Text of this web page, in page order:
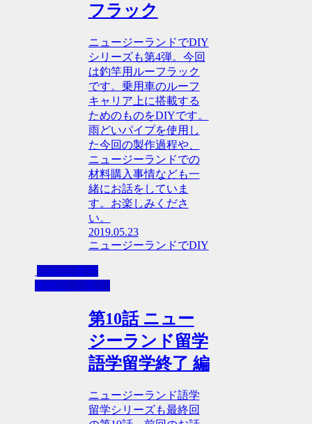
フラック
ニュージーランドでDIY
シリーズも第4弾。今回
は釣竿用ルーフラック
です。乗用車のルーフ
キャリア上に搭載する
ためのものをDIYです。
雨どいパイプを使用し
た今回の製作過程や、
ニュージーランドでの
材料購入事情なども一
緒にお話をしていま
す。お楽しみくださ
い。
2019.05.23
ニュージーランドでDIY
Yoshiの 留学
体験記 〈 完 〉
第10話 ニュー
ジーランド留学
語学留学終了 編
ニュージーランド語学
留学シリーズも最終回